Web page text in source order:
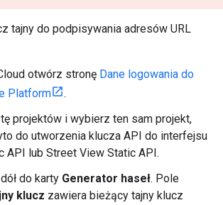
tajny do podpisywania adresów URL
otwórz stronę Dane logowania do
Platform
.
projektów i wybierz ten sam projekt,
do utworzenia klucza API do interfejsu
API lub Street View Static API.
do karty Generator haseł. Pole
klucz zawiera bieżący tajny klucz